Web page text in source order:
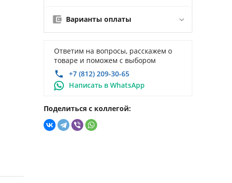
Варианты оплаты
Ответим на вопросы, расскажем о
товаре и поможем с выбором
+7 (812) 209-30-65
Написать в WhatsApp
Поделиться с коллегой: